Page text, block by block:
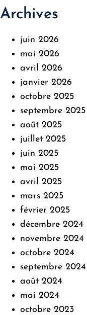
Archives
juin 2026
mai 2026
avril 2026
janvier 2026
octobre 2025
septembre 2025
août 2025
juillet 2025
juin 2025
mai 2025
avril 2025
mars 2025
février 2025
décembre 2024
novembre 2024
octobre 2024
septembre 2024
août 2024
mai 2024
octobre 2023